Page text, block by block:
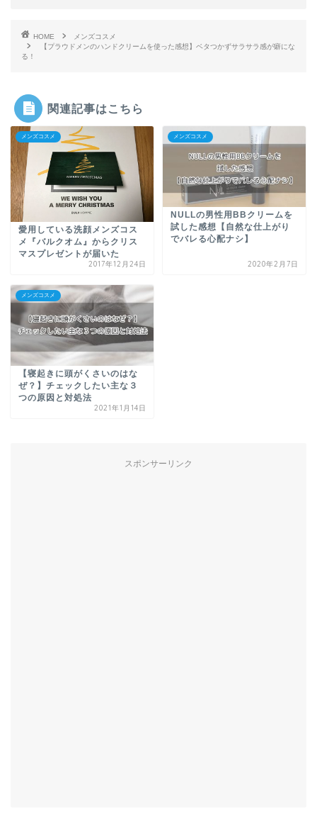
HOME
メンズコスメ
【プラウドメンのハンドクリームを使った感想】ベタつかずサラサラ感が癖にな
る！
関連記事はこちら
メンズコスメ
愛用している洗顔メンズコス
メ『バルクオム』からクリス
マスプレゼントが届いた
2017年12月24日
メンズコスメ
NULLの男性用BBクリームを
試した感想【自然な仕上がり
でバレる心配ナシ】
2020年2月7日
メンズコスメ
【寝起きに頭がくさいのはな
ぜ？】チェックしたい主な３
つの原因と対処法
2021年1月14日
スポンサーリンク